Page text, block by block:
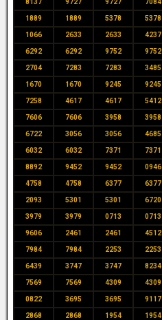
8137 9727 9727 7084
1889 1889 5378 5378
1066 2633 2633 4237
6292 6292 9752 9752
2704 7283 7283 3485
1670 1670 9245 9245
7258 4617 4617 5412
7606 7606 3958 3958
6722 3056 3056 4685
6032 6032 7371 7371
8892 9452 9452 0946
4758 4758 6377 6377
2093 5301 5301 6720
3979 3979 0713 0713
9606 2461 2461 4512
7984 7984 2253 2253
6439 3747 3747 8234
7569 7569 4309 4309
0822 3695 3695 9117
2868 2868 1954 1954